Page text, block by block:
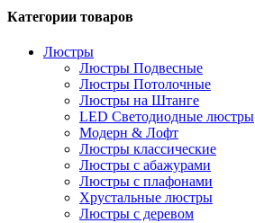
Категории товаров
Люстры
Люстры Подвесные
Люстры Потолочные
Люстры на Штанге
LED Светодиодные люстры
Модерн & Лофт
Люстры классические
Люстры с абажурами
Люстры с плафонами
Хрустальные люстры
Люстры с деревом